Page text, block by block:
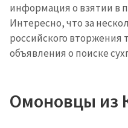
информация о взятии в
Интересно, что за
российского вторжения
объявления о поиске
Омоновцы из